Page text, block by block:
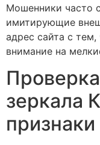
Мошенники часто
имитирующие
адрес сайта с
внимание на
зеркала
признаки